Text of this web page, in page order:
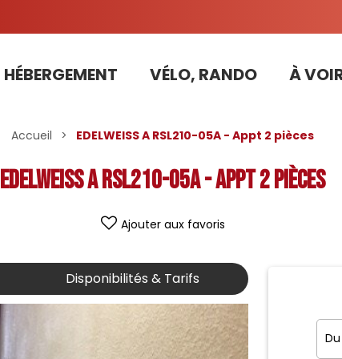
HÉBERGEMENT VÉLO, RANDO À
Accueil > EDELWEISS A RSL210-05A - Appt 2 pièces
EDELWEISS A RSL210-05A - Appt 2 pièces
Ajouter aux favoris
Disponibilités & Tarifs